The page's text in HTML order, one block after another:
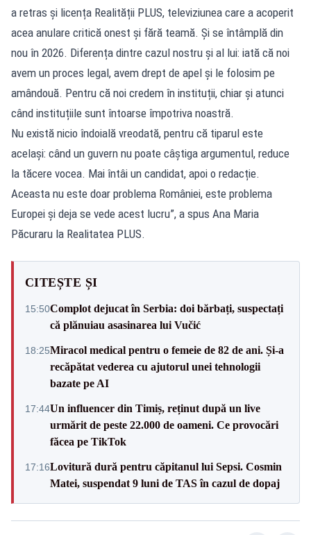
a retras și licența Realității PLUS, televiziunea care a acoperit
acea anulare critică onest și fără teamă. Și se întâmplă din
nou în 2026. Diferența dintre cazul nostru și al lui: iată că noi
avem un proces legal, avem drept de apel și le folosim pe
amândouă. Pentru că noi credem în instituții, chiar și atunci
când instituțiile sunt întoarse împotriva noastră.
Nu există nicio îndoială vreodată, pentru că tiparul este
același: când un guvern nu poate câștiga argumentul, reduce
la tăcere vocea. Mai întâi un candidat, apoi o redacție.
Aceasta nu este doar problema României, este problema
Europei și deja se vede acest lucru”, a spus Ana Maria
Păcuraru la Realitatea PLUS.
CITEȘTE ȘI
15:50Complot dejucat în Serbia: doi bărbați, suspectați
că plănuiau asasinarea lui Vučić
18:25Miracol medical pentru o femeie de 82 de ani. Și-a
recăpătat vederea cu ajutorul unei tehnologii
bazate pe AI
17:44Un influencer din Timiș, reținut după un live
urmărit de peste 22.000 de oameni. Ce provocări
făcea pe TikTok
17:16Lovitură dură pentru căpitanul lui Sepsi. Cosmin
Matei, suspendat 9 luni de TAS în cazul de dopaj